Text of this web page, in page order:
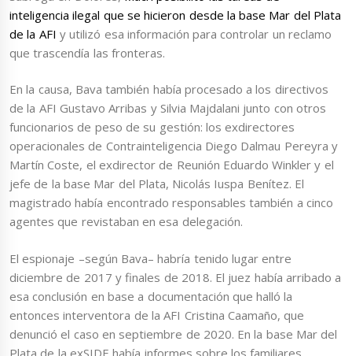
inteligencia ilegal que se hicieron desde la base Mar del Plata
de la AFI y utilizó esa información para controlar un reclamo
que trascendía las fronteras.
En la causa, Bava también había procesado a los directivos
de la AFI Gustavo Arribas y Silvia Majdalani junto con otros
funcionarios de peso de su gestión: los exdirectores
operacionales de Contrainteligencia Diego Dalmau Pereyra y
Martín Coste, el exdirector de Reunión Eduardo Winkler y el
jefe de la base Mar del Plata, Nicolás Iuspa Benítez. El
magistrado había encontrado responsables también a cinco
agentes que revistaban en esa delegación.
El espionaje –según Bava– habría tenido lugar entre
diciembre de 2017 y finales de 2018. El juez había arribado a
esa conclusión en base a documentación que halló la
entonces interventora de la AFI Cristina Caamaño, que
denunció el caso en septiembre de 2020. En la base Mar del
Plata de la exSIDE había informes sobre los familiares,